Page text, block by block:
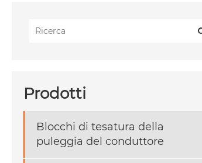
Prodotti
Blocchi di tesatura della
puleggia del conduttore